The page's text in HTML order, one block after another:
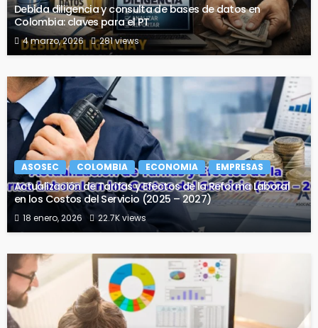
Debida diligencia y consulta de bases de datos en
Colombia: claves para el PT
4 marzo, 2026 281 views
ASOSEC COLOMBIA ECONOMIA EMPRESAS
Actualización de Tarifas y Efectos de la Reforma Laboral
en los Costos del Servicio (2025 – 2027)
18 enero, 2026 22.7K views